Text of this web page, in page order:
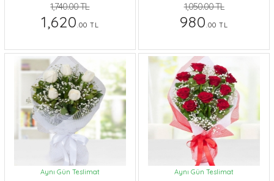
1,740.00 TL
1,620.00 TL
1,050.00 TL
980.00 TL
Aynı Gün Teslimat Aynı Gün Teslimat